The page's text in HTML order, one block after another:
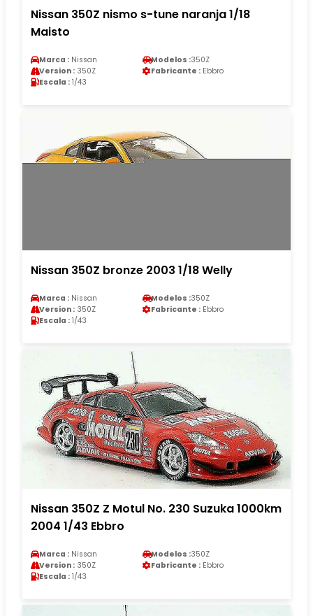
Nissan 350Z nismo s-tune naranja 1/18
Maisto
Marca : Nissan Modelos :350Z
Version : 350Z Fabricante : Ebbro
Escala : 1/43
Nissan 350Z bronze 2003 1/18 Welly
Marca : Nissan Modelos :350Z
Version : 350Z Fabricante : Ebbro
Escala : 1/43
Nissan 350Z Z Motul No. 230 Suzuka 1000km
2004 1/43 Ebbro
Marca : Nissan Modelos :350Z
Version : 350Z Fabricante : Ebbro
Escala : 1/43